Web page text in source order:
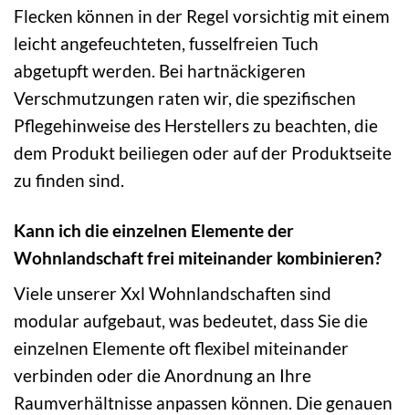
Flecken können in der Regel vorsichtig mit einem
leicht angefeuchteten, fusselfreien Tuch
abgetupft werden. Bei hartnäckigeren
Verschmutzungen raten wir, die spezifischen
Pflegehinweise des Herstellers zu beachten, die
dem Produkt beiliegen oder auf der Produktseite
zu finden sind.
Kann ich die einzelnen Elemente der
Wohnlandschaft frei miteinander kombinieren?
Viele unserer Xxl Wohnlandschaften sind
modular aufgebaut, was bedeutet, dass Sie die
einzelnen Elemente oft flexibel miteinander
verbinden oder die Anordnung an Ihre
Raumverhältnisse anpassen können. Die genauen